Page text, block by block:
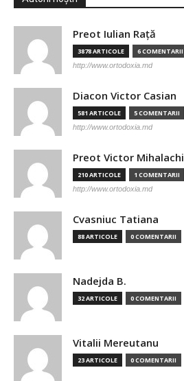
Preot Iulian Raţă
3878 ARTICOLE 6 COMENTARII
http://www.ortodoxia.md
Diacon Victor Casian
581 ARTICOLE 5 COMENTARII
http://www.ortodoxia.md
Preot Victor Mihalachi
210 ARTICOLE 1 COMENTARII
http://www.ortodoxia.md
Cvasniuc Tatiana
88 ARTICOLE 0 COMENTARII
Nadejda B.
32 ARTICOLE 0 COMENTARII
Vitalii Mereutanu
23 ARTICOLE 0 COMENTARII